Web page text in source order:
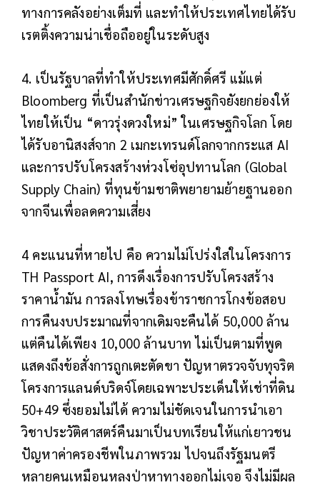
ทางการคลังอย่างเต็มที่ และทำให้ประเทศไทยได้รับ
เรตติ้งความน่าเชื่อถืออยู่ในระดับสูง
4. เป็นรัฐบาลที่ทำให้ประเทศมีศักดิ์ศรี แม้แต่
Bloomberg ที่เป็นสำนักข่าวเศรษฐกิจยังยกย่องให้
ไทยให้เป็น “ดาวรุ่งดวงใหม่” ในเศรษฐกิจโลก โดย
ได้รับอานิสงส์จาก 2 เมกะเทรนด์โลกจากกระแส AI
และการปรับโครงสร้างห่วงโซ่อุปทานโลก (Global
Supply Chain) ที่ทุนข้ามชาติพยายามย้ายฐานออก
จากจีนเพื่อลดความเสี่ยง
4 คะแนนที่หายไป คือ ความไม่โปร่งใสในโครงการ
TH Passport AI, การดึงเรื่องการปรับโครงสร้าง
ราคาน้ำมัน การลงโทษเรื่องข้าราชการโกงข้อสอบ
การคืนงบประมาณที่จากเดิมจะคืนได้ 50,000 ล้าน
แต่คืนได้เพียง 10,000 ล้านบาท ไม่เป็นตามที่พูด
แสดงถึงข้อสั่งการถูกเตะตัดขา ปัญหาตรวจจับทุจริต
โครงการแลนด์บริดจ์โดยเฉพาะประเด็นให้เช่าที่ดิน
50+49 ซึ่งยอมไม่ได้ ความไม่ชัดเจนในการนำเอา
วิชาประวัติศาสตร์คืนมาเป็นบทเรียนให้แก่เยาวชน
ปัญหาค่าครองชีพในภาพรวม ไปจนถึงรัฐมนตรี
หลายคนเหมือนหลงป่าหาทางออกไม่เจอ จึงไม่มีผล